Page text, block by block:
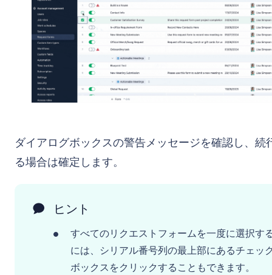
ダイアログボックスの警告メッセージを確認し、続
る場合は確定します。
ヒント
すべてのリクエストフォームを一度に選択す
には、シリアル番号列の最上部にあるチェッ
ボックスをクリックすることもできます。